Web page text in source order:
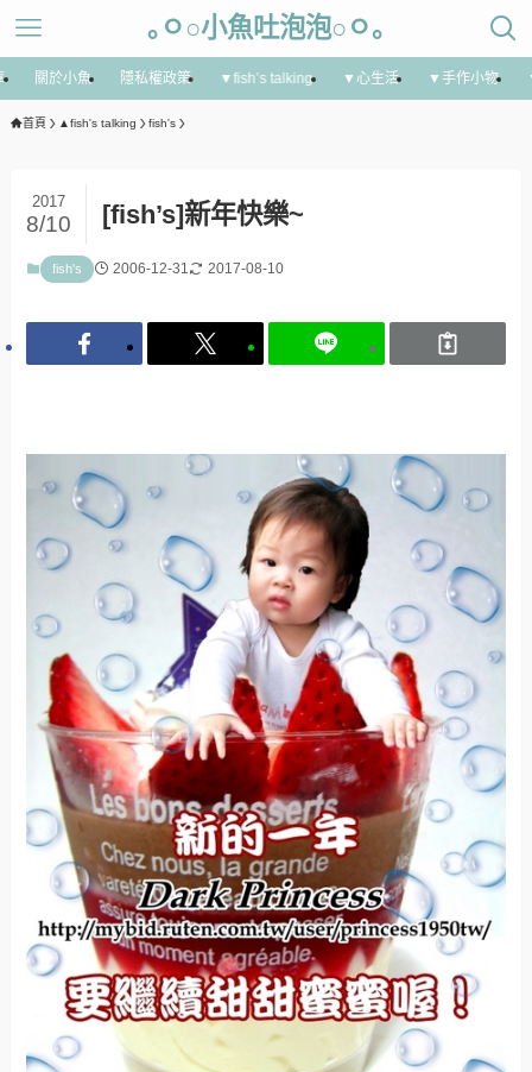
｡ㅇ○小魚吐泡泡○ㅇ｡
關於小魚 隱私權政策 ▼fish’s talking ▼心生活 ▼手作小物
首頁 ▲fish's talking fish's
[fish’s]新年快樂~
2017
8/10
fish's 2006-12-31 2017-08-10